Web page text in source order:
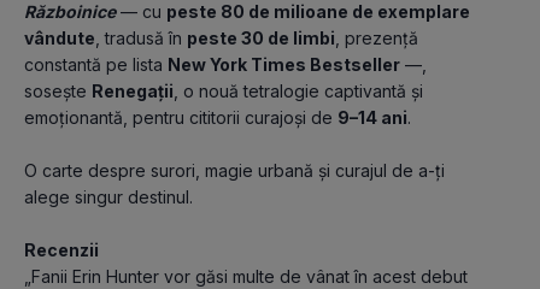
Războinice — cu peste 80 de milioane de exemplare
vândute , tradusă în peste 30 de limbi , prezență
constantă pe lista New York Times Bestseller —,
sosește Renegații , o nouă tetralogie captivantă și
emoționantă, pentru cititorii curajoși de 9–14 ani.
O carte despre surori, magie urbană și curajul de a-ți
alege singur destinul.
Recenzii
„Fanii Erin Hunter vor găsi multe de vânat în acest debut